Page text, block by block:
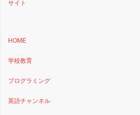
HOME
学校教育
プログラミング
英語チャンネル